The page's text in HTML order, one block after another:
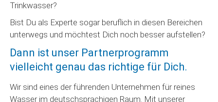
Trinkwasser?
Bist Du als Experte sogar beruflich in diesen Bereichen
unterwegs und möchtest Dich noch besser aufstellen?
Dann ist unser Partnerprogramm
vielleicht genau das richtige für Dich.
Wir sind eines der führenden Unternehmen für reines
Wasser im deutschsprachigen Raum. Mit unserer